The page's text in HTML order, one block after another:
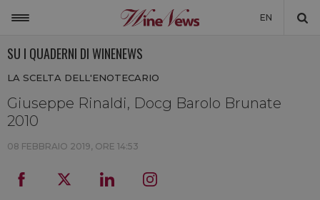
EN
MONDO
NON SOLO VINO
SU I QUADERNI DI WINENEWS
LA SCELTA DELL'ENOTECARIO
Giuseppe Rinaldi, Docg Barolo Brunate
2010
08 FEBBRAIO 2019, ORE 14:53